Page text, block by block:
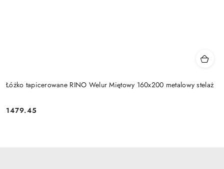
Łóżko tapicerowane RINO Welur Miętowy 160x200 metalowy stelaż
Cena:
1479.45